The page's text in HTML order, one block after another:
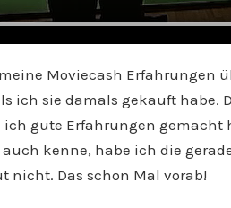
Moviecash Erfahrungen
ich sie damals gekauft habe.
gute Erfahrungen gemacht
kenne, habe ich die
nicht. Das schon Mal vorab!